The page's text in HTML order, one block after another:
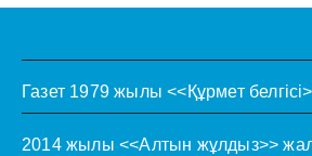
Газет 1979 жылы <<Құрмет
2014 жылы <<Алтын жұлдыз>>